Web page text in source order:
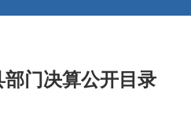
部门决算公开目录